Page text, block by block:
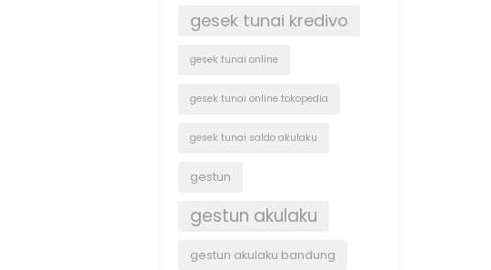
gesek tunai kredivo
gesek tunai online
gesek tunai online tokopedia
gesek tunai saldo akulaku
gestun
gestun akulaku
gestun akulaku bandung